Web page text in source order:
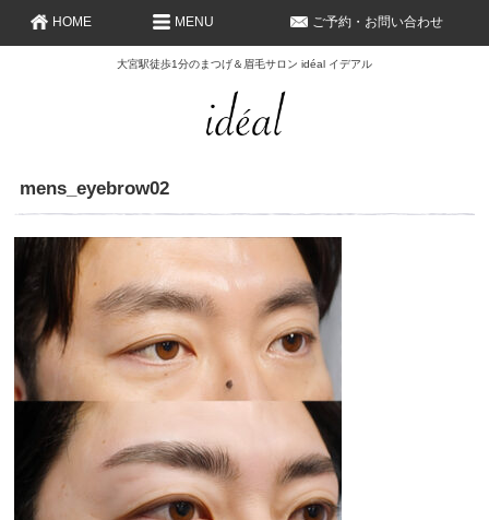
大宮駅徒歩1分のまつげ＆眉毛サロン idéal イデアル
HOME ご予約・お問い合わせ
MENU
mens_eyebrow02